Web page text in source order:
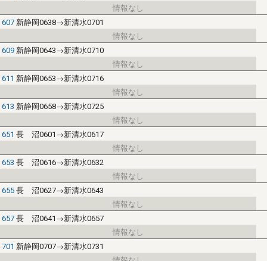
607 新静岡0638→新清水0701
609 新静岡0643→新清水0710
611 新静岡0653→新清水0716
613 新静岡0658→新清水0725
651 長 沼0601→新清水0617
653 長 沼0616→新清水0632
655長 沼0627→新清水0643
657長 沼0641→新清水0657
701 新静岡0707→新清水0731